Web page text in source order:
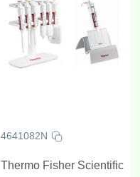
4641082N
Thermo Fisher Scientific